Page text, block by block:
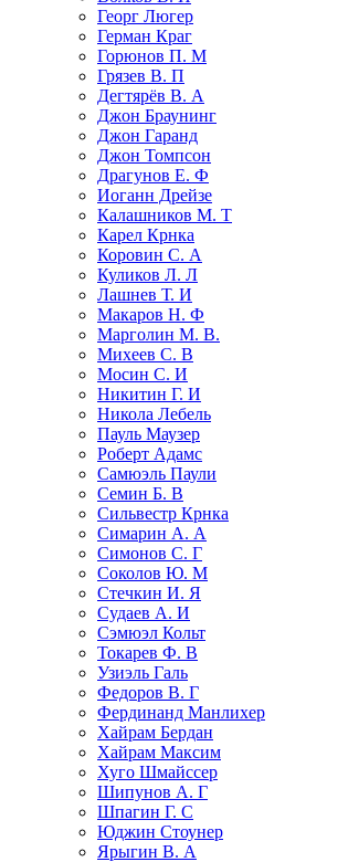
Георг Люгер
Герман Краг
Горюнов П. М
Грязев В. П
Дегтярёв В. А
Джон Браунинг
Джон Гаранд
Джон Томпсон
Драгунов Е. Ф
Иоганн Дрейзе
Калашников М. Т
Карел Крнка
Коровин С. А
Куликов Л. Л
Лашнев Т. И
Макаров Н. Ф
Марголин М. В.
Михеев С. В
Мосин С. И
Никитин Г. И
Никола Лебель
Пауль Маузер
Роберт Адамс
Самюэль Паули
Семин Б. В
Сильвестр Крнка
Симарин А. А
Симонов С. Г
Соколов Ю. М
Стечкин И. Я
Судаев А. И
Сэмюэл Кольт
Токарев Ф. В
Узиэль Галь
Федоров В. Г
Фердинанд Манлихер
Хайрам Бердан
Хайрам Максим
Хуго Шмайссер
Шипунов А. Г
Шпагин Г. С
Юджин Стоунер
Ярыгин В. А